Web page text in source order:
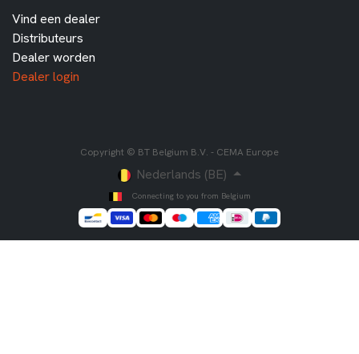
Vind een dealer
Distributeurs
Dealer worden
Dealer login
Copyright © BT Belgium B.V. - CEMA Europe
Nederlands (BE)
Connecting to you from Belgium